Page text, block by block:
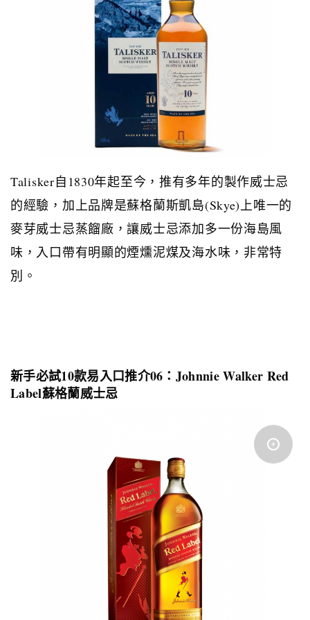
Talisker自 1830年起至今，推有多年的製作威士忌
的經驗，加上品牌是蘇格蘭斯凱島(Skye)上唯一的
麥芽威士忌蒸餾廠，讓威士忌添加多一份海島風
味，入口帶有明顯的煙燻泥煤及海水味，非常特
別。
新手必試10款易入口推介06 ： Johnnie Walker Red
Label蘇格蘭威士忌